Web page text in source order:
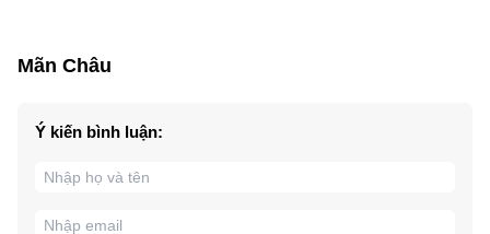
Mãn Châu
Ý kiến bình luận: